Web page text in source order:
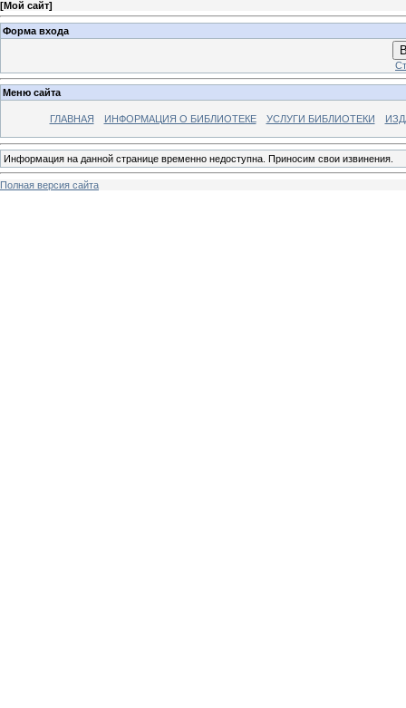
[Мой сайт]
Форма входа
Меню сайта
ГЛАВНАЯ ИНФОРМАЦИЯ О БИБЛИОТЕКЕ УСЛУГИ БИБЛИОТЕКИ
Информация на данной странице временно недоступна. Приносим свои извинения.
Полная версия сайта